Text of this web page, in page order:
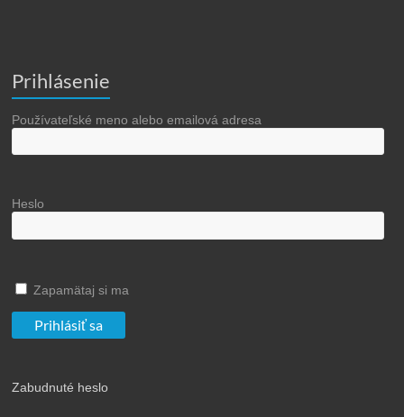
Prihlásenie
Používateľské meno alebo emailová adresa
Heslo
Zapamätaj si ma
Zabudnuté heslo